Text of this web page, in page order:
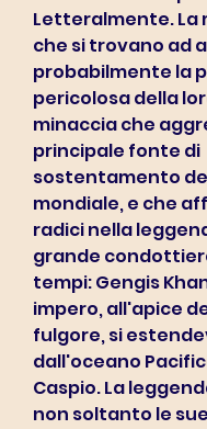
Letteralmente. La
che si trovano ad
probabilmente la
pericolosa della
minaccia che
principale fonte di
sostentamento
mondiale, e che
radici nella
grande
tempi: Gengis
impero, all'apice
fulgore, si
dall'oceano
Caspio. La
non soltanto le